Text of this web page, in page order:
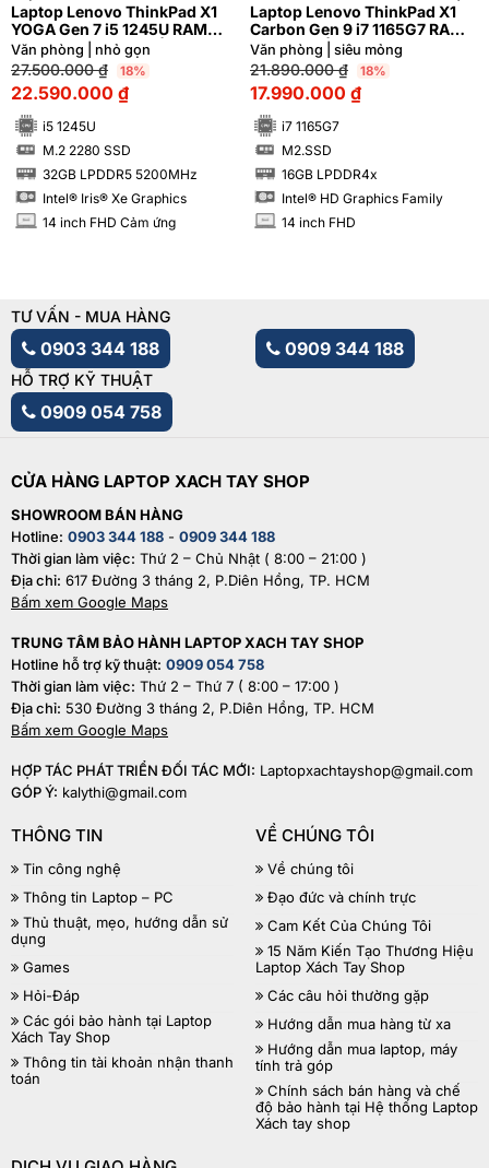
Laptop Lenovo ThinkPad X1
YOGA Gen 7 i5 1245U RAM
32GB FHD Cảm ứng | Hàng
xách tay 99%
Văn phòng | nhỏ gọn
27.500.000₫ 18%
22.590.000 ₫
i5 1245U
SSD M.2 2280 SSD
32GB LPDDR5 5200MHz
Intel® Iris® Xe Graphics
INCH 14 inch FHD Cảm ứng
Laptop Lenovo ThinkPad X1
Carbon Gen 9 i7 1165G7 RAM
16GB FHD | Hàng xách tay 99%
Văn phòng | siêu mỏng
21.890.000₫ 18%
17.990.000 ₫
i7 1165G7
SSD M2.SSD
16GB LPDDR4x
Intel® HD Graphics Family
INCH 14 inch FHD
TƯ VẤN - MUA HÀNG
0903 344 188 0909 344 188
HỖ TRỢ KỸ THUẬT
0909 054 758
CỬA HÀNG LAPTOP XACH TAY SHOP
SHOWROOM BÁN HÀNG
Hotline: 0903 344 188 - 0909 344 188
Thời gian làm việc: Thứ 2 – Chủ Nhật ( 8:00 – 21:00 )
Địa chỉ: 617 Đường 3 tháng 2, P.Diên Hồng, TP. HCM
Bấm xem Google Maps
TRUNG TÂM BẢO HÀNH LAPTOP XACH TAY SHOP
Hotline hỗ trợ kỹ thuật: 0909 054 758
Thời gian làm việc: Thứ 2 – Thứ 7 ( 8:00 – 17:00 )
Địa chỉ: 530 Đường 3 tháng 2, P.Diên Hồng, TP. HCM
Bấm xem Google Maps
HỢP TÁC PHÁT TRIỂN ĐỐI TÁC MỚI: Laptopxachtayshop@gmail.com
GÓP Ý: kalythi@gmail.com
THÔNG TIN
Tin công nghệ
Thông tin Laptop – PC
Thủ thuật, mẹo, hướng dẫn sử
dụng
Games
Hỏi-Đáp
Các gói bảo hành tại Laptop
Xách Tay Shop
Thông tin tài khoản nhận thanh
toán
VỀ CHÚNG TÔI
Về chúng tôi
Đạo đức và chính trực
Cam Kết Của Chúng Tôi
15 Năm Kiến Tạo Thương Hiệu
Laptop Xách Tay Shop
Các câu hỏi thường gặp
Hướng dẫn mua hàng từ xa
Hướng dẫn mua laptop, máy
tính trả góp
Chính sách bán hàng và chế
độ bảo hành tại Hệ thống Laptop
Xách tay shop